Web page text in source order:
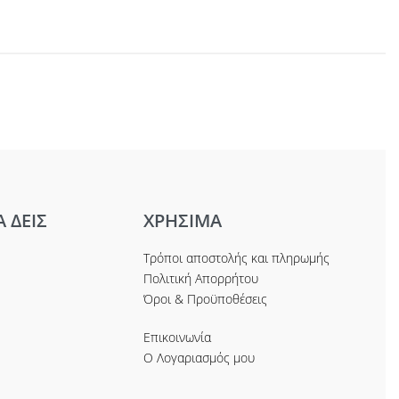
ΔΕΙΣ ΧΡΗΣΙΜΑ
Τρόποι αποστολής και πληρωμής
Πολιτική Απορρήτου
Όροι & Προϋποθέσεις
Επικοινωνία
Ο Λογαριασμός μου